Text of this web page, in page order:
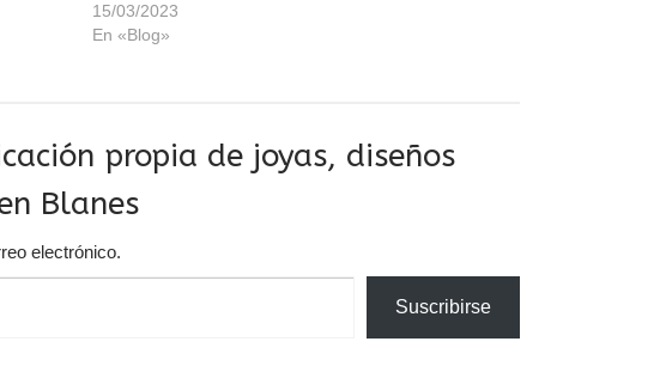
15/03/2023
En «Blog»
propia de joyas, diseños
Blanes
electrónico.
Suscribirse